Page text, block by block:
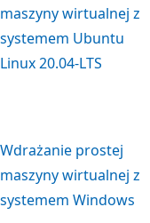
maszyny wirtualnej z
systemem Ubuntu
Linux 20.04-LTS
Wdrażanie prostej
maszyny wirtualnej z
systemem Windows